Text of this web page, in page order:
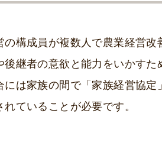
構成員が複数人で農業経営
継者の意欲と能力をいかすた
は家族の間で「家族経営協
ていることが必要です。